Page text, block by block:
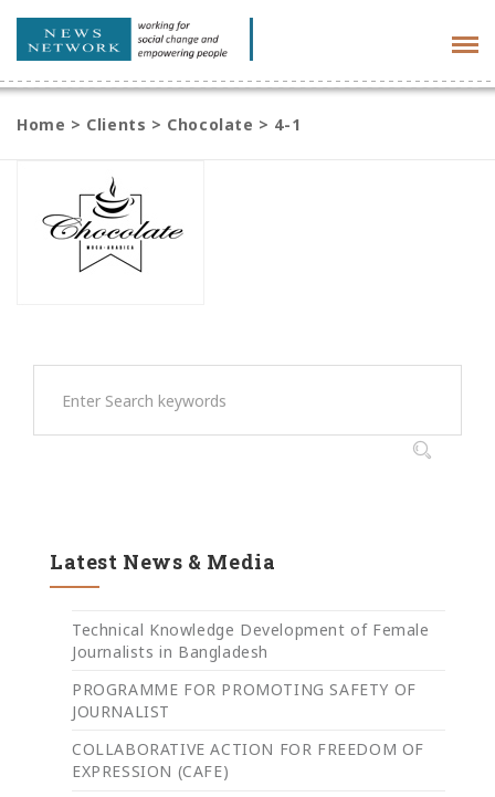
Home > Clients > Chocolate > 4-1
Latest News & Media
Technical Knowledge Development of Female
Journalists in Bangladesh
PROGRAMME FOR PROMOTING SAFETY OF
JOURNALIST
COLLABORATIVE ACTION FOR FREEDOM OF
EXPRESSION (CAFE)